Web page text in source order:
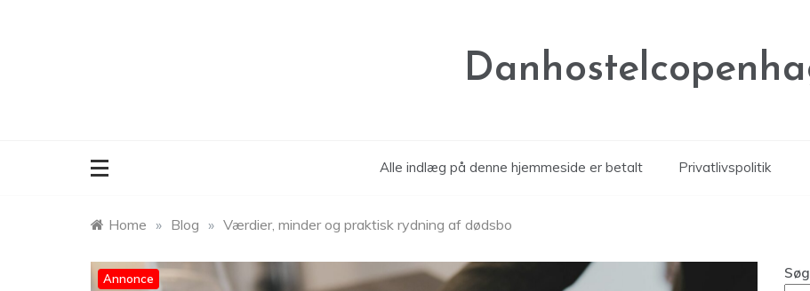
Alle indlæg på denne hjemmeside er betalt Privatlivspolitik
Home » Blog » Værdier, minder og praktisk rydning af dødsbo
Annonce
Søg